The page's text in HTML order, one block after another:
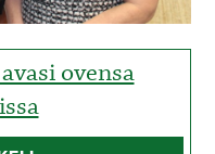
ovensa